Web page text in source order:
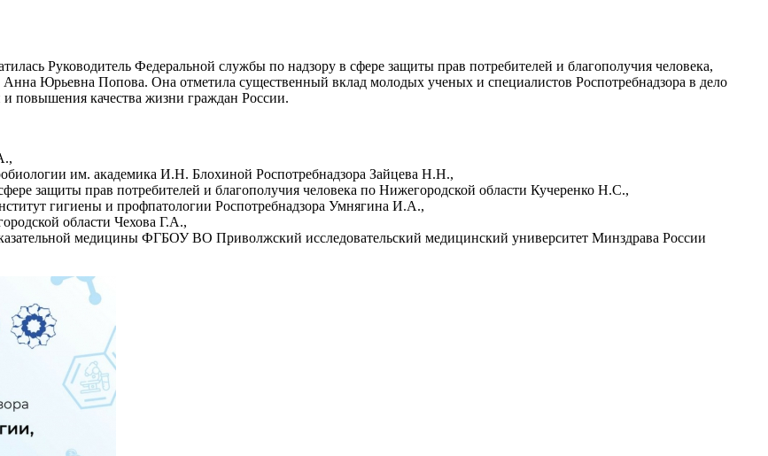
Руководитель Федеральной службы по надзору в сфере защиты прав потребителей и благополучия человека,
Юрьевна Попова. Она отметила существенный вклад молодых ученых и специалистов Роспотребнадзора в дело
и повышения качества жизни граждан России.
им. академика И.Н. Блохиной Роспотребнадзора Зайцева Н.Н.,
защиты прав потребителей и благополучия человека по Нижегородской области Кучеренко Н.С.,
гигиены и профпатологии Роспотребнадзора Умнягина И.А.,
области Чехова Г.А.,
медицины ФГБОУ ВО Приволжский исследовательский медицинский университет Минздрава России